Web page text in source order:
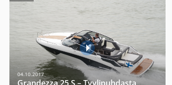
04.10.2017